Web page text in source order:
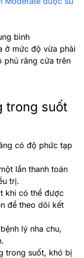
bình
ở mức độ vừa phải
phủ răng cửa trên
trong suốt
có độ phức tạp
lần thanh toán
trị.
khi có thể được
để theo dõi kết
lý nha chu,
trong suốt, khó bị